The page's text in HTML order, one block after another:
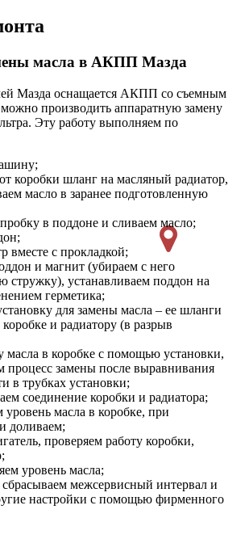
масла в АКПП Мазда
Мазда оснащается АКПП со съемным
производить аппаратную замену
Эту работу выполняем по
коробки шланг на масляный радиатор,
масло в заранее подготовленную
в поддоне и сливаем масло;
вместе с прокладкой;
и магнит (убираем с него
стружку), устанавливаем поддон на
герметика;
для замены масла – ее шланги
и радиатору (в разрыв
масла в коробке с помощью установки,
процесс замены после выравнивания
в трубках установки;
соединение коробки и радиатора;
масла в коробке, при
доливаем;
проверяем работу коробки,
уровень масла;
межсервисный интервал и
настройки с помощью фирменного